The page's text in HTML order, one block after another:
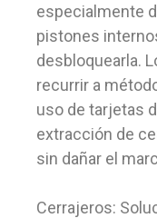
especialmente
pistones
desbloquearla.
recurrir a
uso de tarjetas
extracción de
sin dañar el
Cerrajeros: